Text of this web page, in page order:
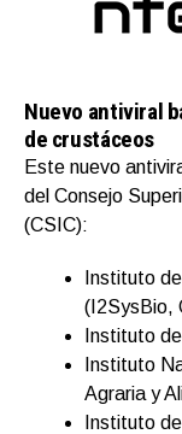
Nuevo antiviral
de crustáceos
Este nuevo
del Consejo
(CSIC):
Instituto
(I2SysBio,
Instituto
Instituto
Agraria y
Instituto